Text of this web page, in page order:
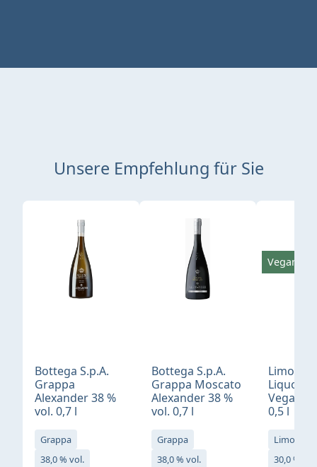
Unsere Empfehlung für Sie
Produktgalerie überspringen
Bottega S.p.A.
Grappa
Alexander 38 %
vol. 0,7 l
Grappa
38,0 % vol.
Bottega S.p.A.
Grappa Moscato
Alexander 38 %
vol. 0,7 l
Grappa
38,0 % vol.
Liquore
Vegan
0,5 l
30,0 % vol.
Vegan